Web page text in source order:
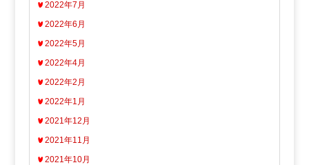
2022年7月
2022年6月
2022年5月
2022年4月
2022年2月
2022年1月
2021年12月
2021年11月
2021年10月